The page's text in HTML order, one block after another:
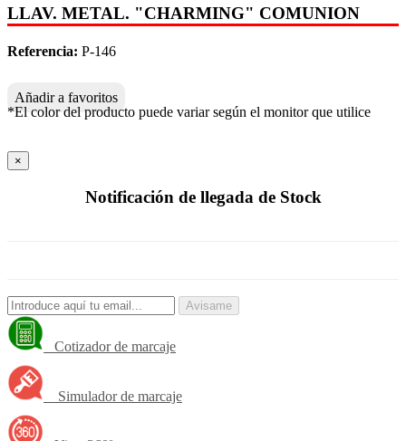
LLAV. METAL. "CHARMING" COMUNION
Referencia: P-146
Añadir a favoritos
*El color del producto puede variar según el monitor que utilice
×
Notificación de llegada de Stock
Avisame
Cotizador de marcaje
Simulador de marcaje